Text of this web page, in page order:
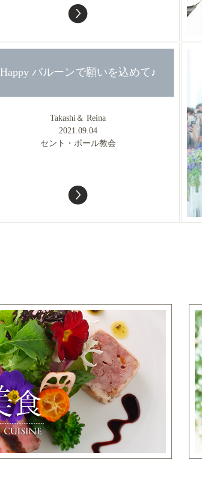
Happy バルーンで願いを込めて♪
Takashi＆ Reina
2021.09.04
セント・ポール教会